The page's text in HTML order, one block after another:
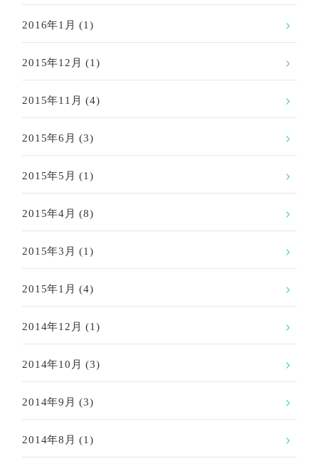
2016年1月 (1)
2015年12月 (1)
2015年11月 (4)
2015年6月 (3)
2015年5月 (1)
2015年4月 (8)
2015年3月 (1)
2015年1月 (4)
2014年12月 (1)
2014年10月 (3)
2014年9月 (3)
2014年8月 (1)